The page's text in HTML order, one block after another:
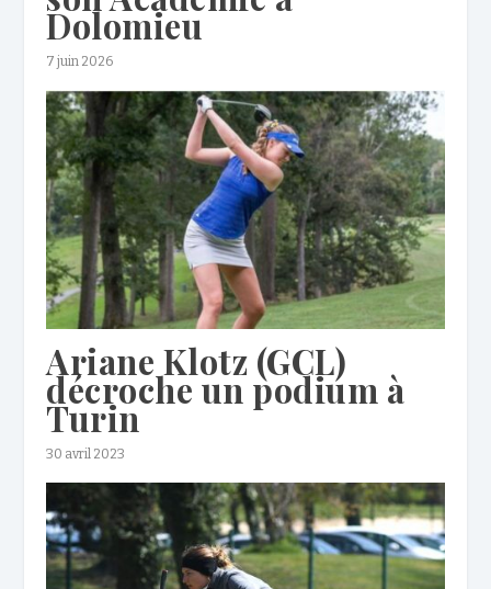
Dolomieu
7 juin 2026
Ariane Klotz (GCL)
décroche un podium à
Turin
30 avril 2023